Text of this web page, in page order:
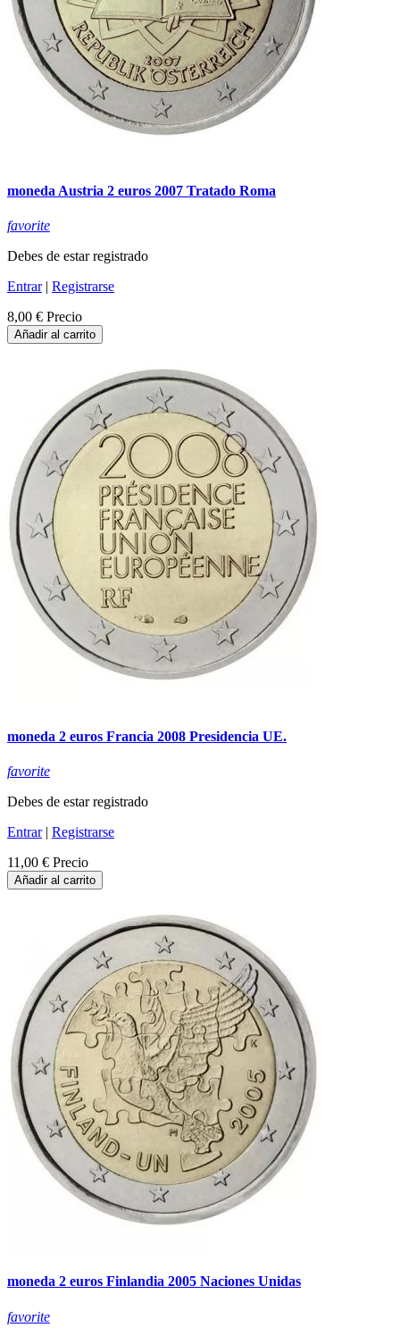
moneda Austria 2 euros 2007 Tratado Roma
favorite
Debes de estar registrado
Entrar| Registrarse
8,00 € Precio
Añadir al carrito
moneda 2 euros Francia 2008 Presidencia UE.
favorite
Debes de estar registrado
Entrar| Registrarse
11,00 € Precio
Añadir al carrito
moneda 2 euros Finlandia 2005 Naciones Unidas
favorite